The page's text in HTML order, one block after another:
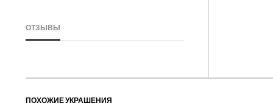
ОТЗЫВЫ
ПОХОЖИЕ УКРАШЕНИЯ